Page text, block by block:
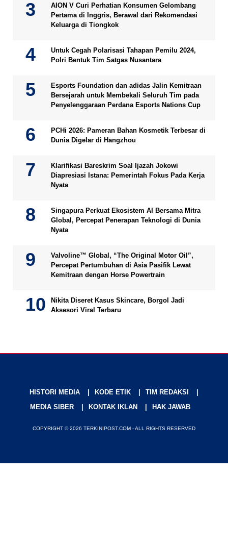
AION V Curi Perhatian Konsumen Gelombang
Pertama di Inggris, Berawal dari Rekomendasi
Keluarga di Tiongkok
Untuk Cegah Polarisasi Tahapan Pemilu 2024,
Polri Bentuk Tim Satgas Nusantara
Esports Foundation dan adidas Jalin Kemitraan
Bersejarah untuk Membekali Seluruh Tim pada
Penyelenggaraan Perdana Esports Nations Cup
PCHi 2026: Pameran Bahan Kosmetik Terbesar di
Dunia Digelar di Hangzhou
Klarifikasi Bareskrim Soal Ijazah Jokowi
Diapresiasi Istana: Pemerintah Fokus Pada Kerja
Nyata
Singapura Perkuat Ekosistem AI Bersama Mitra
Global, Percepat Penerapan Teknologi di Dunia
Nyata
Valvoline™ Global, “The Original Motor Oil”,
Percepat Pertumbuhan di Asia Pasifik Lewat
Kemitraan dengan Horse Powertrain
Nikita Diseret Kasus Skincare, Borgol Jadi
Aksesori Viral Terbaru
HISTORI MEDIA KODE ETIK
TIM REDAKSI
MEDIA SIBER
KONTAK IKLAN HAK JAWAB
COPYRIGHT © 2026 TERKINIPOST.COM - ALL RIGHTS RESERVED